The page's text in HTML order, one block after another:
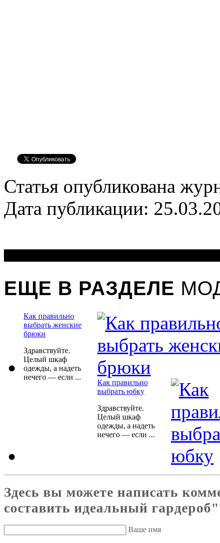
Статья опубликована
Дата публикации:
ЕЩЕ В РАЗДЕЛЕ
Как правильно
выбрать женские
брюки
Здравствуйте.
Целый шкаф
одежды, а надеть
нечего — если ...
Как правильно
выбрать юбку
Здравствуйте.
Целый шкаф
одежды, а надеть
нечего — если ...
Здесь вы можете написать
составить идеальный гардероб"
Ваше имя